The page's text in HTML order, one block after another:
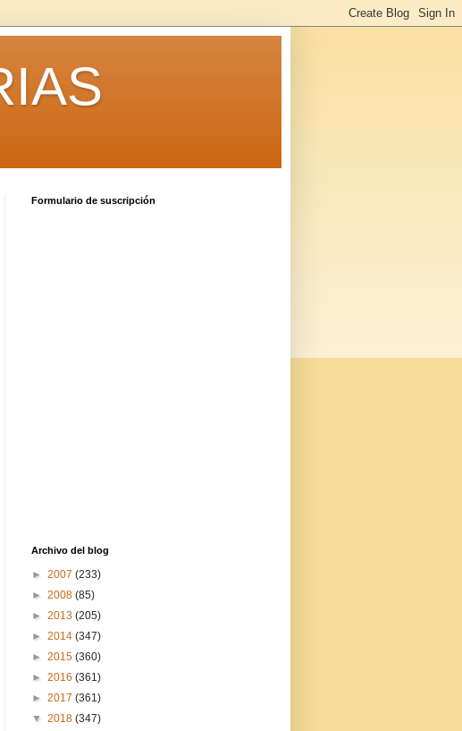
Formulario de suscripción
Archivo del blog
► 2007 (233)
► 2008 (85)
► 2013 (205)
► 2014 (347)
► 2015 (360)
► 2016 (361)
► 2017 (361)
▼ 2018 (347)